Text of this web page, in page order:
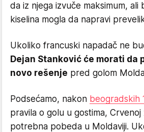
da iz njega izvuče maksimum, ali
kiselina mogla da napravi
Ukoliko francuski napadač ne
Dejan Stanković će morati da
novo rešenje pred golom
Podsećamo, nakon beogradskih
pravila o golu u gostima, Crvenoj
potrebna pobeda u Moldaviji.